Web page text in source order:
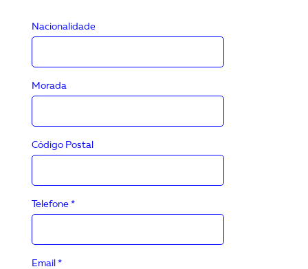
Nacionalidade
Morada
Código Postal
Telefone *
Email *